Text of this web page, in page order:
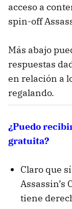
acceso a
spin-off
Más abajo
respuestas
en relación a
regalando.
¿Puedo
gratuita?
Claro que
Assassin’s
tiene